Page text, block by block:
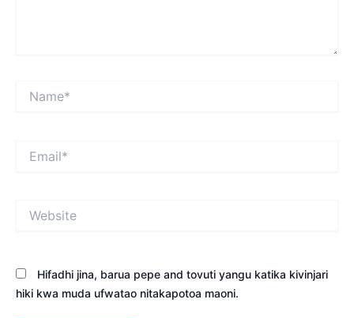
Hifadhi jina, barua pepe and tovuti yangu katika kivinjari
hiki kwa muda ufwatao nitakapotoa maoni.